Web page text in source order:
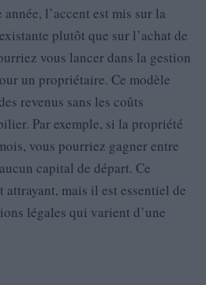
l’accent est mis sur la
plutôt que sur l’achat de
vous lancer dans la gestion
un propriétaire. Ce modèle
revenus sans les coûts
Par exemple, si la propriété
vous pourriez gagner entre
capital de départ. Ce
attrayant, mais il est essentiel de
légales qui varient d’une